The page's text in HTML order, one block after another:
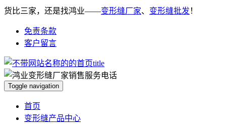
货比三家，还是找鸿业——变形缝厂家、 变形缝批发 ！
免责条款
客户留言
Toggle navigation
首页
变形缝产品中心